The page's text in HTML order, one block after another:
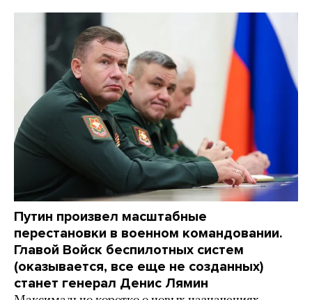
Путин произвел масштабные
перестановки в военном командовании.
Главой Войск беспилотных систем
(оказывается, все еще не созданных)
станет генерал Денис Лямин